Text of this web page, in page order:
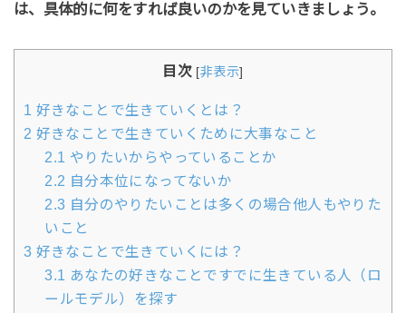
は、具体的に何をすれば良いのかを見ていきましょう。
目次 [非表示]
1 好きなことで生きていくとは？
2 好きなことで生きていくために大事なこと
2.1 やりたいからやっていることか
2.2 自分本位になってないか
2.3 自分のやりたいことは多くの場合他人もやりた
いこと
3 好きなことで生きていくには？
3.1 あなたの好きなことですでに生きている人（ロ
ールモデル）を探す